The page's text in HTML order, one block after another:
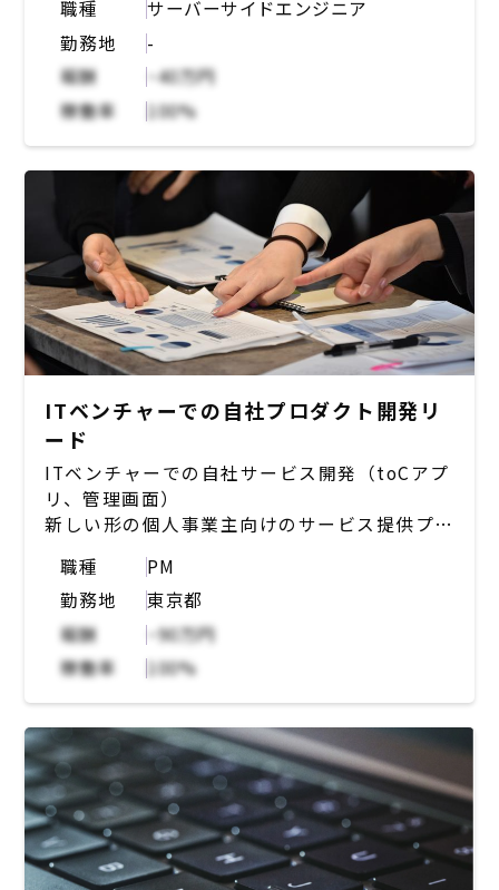
インフラはクライアントによりますがAWSか
GCP。
顧客の保守運用業務をお任せ。クライアントか
ら頂いた依頼について、着実に進めることは前
提として、ただ右から左へ流すのではなく、依
頼の背景を汲んだり影響範囲を考慮した追加提
案を行うなど クライアントの満足度向上に貢
献いただく。
【 具体的業務内容 】
・顧客からの問い合わせの一次窓口
・保守運用を通じた既存クライアントへのアッ
プセル、クロスセル?
・保守運用における案件維持管理、課題管理、
改善提案 など
【開発環境】
・インフラ：AWS, オンプレミス
・OS：RHEL/CentOS, AmazonLinux
・言語：PHP, Java, JavaScript, Swift,
Kotlin, Python
・開発ツール：Git, Jenkins, Ansible,
Vagrant, Ansible, Docker, AWS
ECS/EKS/ECR
・コミュニケーション・プロジェクト管理：
Redmine, Chatwork, Slack, Zabbix,
Nagios
職種
サーバーサイドエンジニア
勤務地
-
報酬
~40万円
稼働率
100%
ITベンチャーでの自社プロダクト開発リ
ード
ITベンチャーでの自社サービス開発（toCアプ
リ、管理画面）
新しい形の個人事業主向けのサービス提供プラ
き」をサービス化させることが可能。
【募集背景】
サービスの利用者増加やそれに伴う機能追加の
計画に伴い、チームの自走化を意識した開発体
制の強化が必要なフェーズ。チームで大事にし
たいこととして、 直感的に触れてもらえるUI
/UX を思考しながら、事業の成長を加速させ
るための機能開発を行なっていきたい模様。
【業務内容】
・プロダクトのフロントエンドまたはサーバー
サイドの機能実装や企画をになっていただきま
職種
PM
勤務地
東京都
報酬
~90万円
稼働率
100%